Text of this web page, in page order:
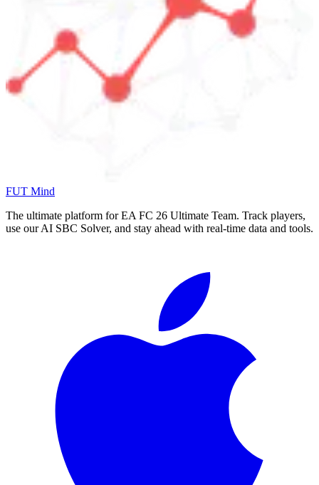
FUT Mind
The ultimate platform for EA FC 26 Ultimate Team. Track players,
use our AI SBC Solver, and stay ahead with real-time data and tools.